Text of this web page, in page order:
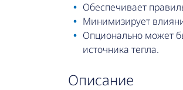
Обеспечивает
Минимизирует
Опционально может
источника тепла.
описание